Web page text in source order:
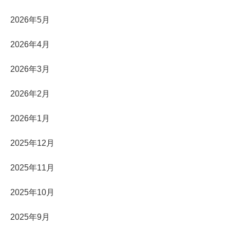
2026年5月
2026年4月
2026年3月
2026年2月
2026年1月
2025年12月
2025年11月
2025年10月
2025年9月